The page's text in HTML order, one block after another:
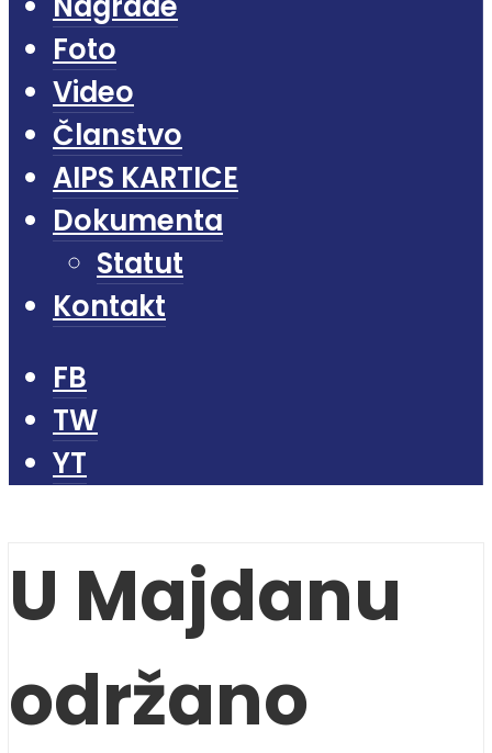
Foto
Video
Članstvo
AIPS KARTICE
Dokumenta
Statut
Kontakt
FB
TW
YT
U Majdanu
održano